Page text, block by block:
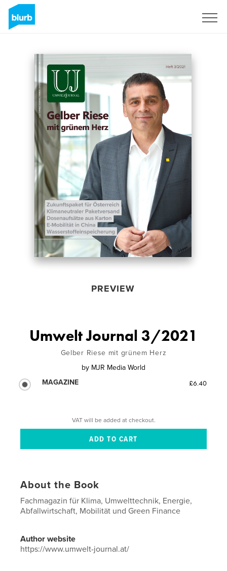
PREVIEW
Umwelt Journal 3/2021
Gelber Riese mit grünem Herz
by MJR Media World
MAGAZINE
£6.40
VAT will be added at checkout.
About the Book
Fachmagazin für Klima, Umwelttechnik, Energie,
Abfallwirtschaft, Mobilität und Green Finance
Author website
https://www.umwelt-journal.at/